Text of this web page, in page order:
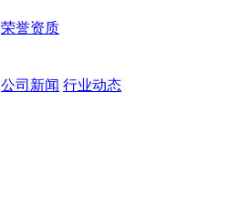
荣誉资质
公司新闻 行业动态